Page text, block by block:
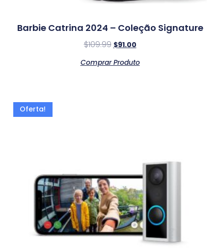
Barbie Catrina 2024 – Coleção Signature
$109.99 $91.00
Comprar Produto
Oferta!